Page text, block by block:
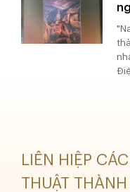
LIÊN HIỆP
THUẬT